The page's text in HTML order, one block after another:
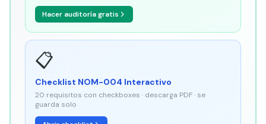
Hacer auditoría gratis
📋
Checklist NOM-004 Interactivo
20 requisitos con checkboxes · descarga PDF · se
guarda solo